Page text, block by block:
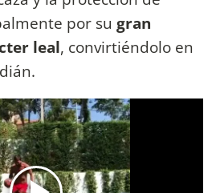
por su gran
leal, convirtiéndolo en